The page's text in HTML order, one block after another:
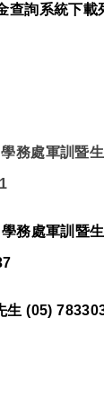
查詢系統下載
學務處軍訓暨
務處軍訓暨
生 (05)